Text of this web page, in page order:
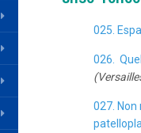
025.
026.
027.